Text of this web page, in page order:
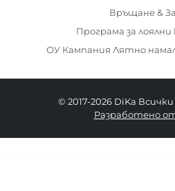
Връщане &
Програма за
ОУ Кампания Лятно
© 2017-2026 DiKa
Разработено